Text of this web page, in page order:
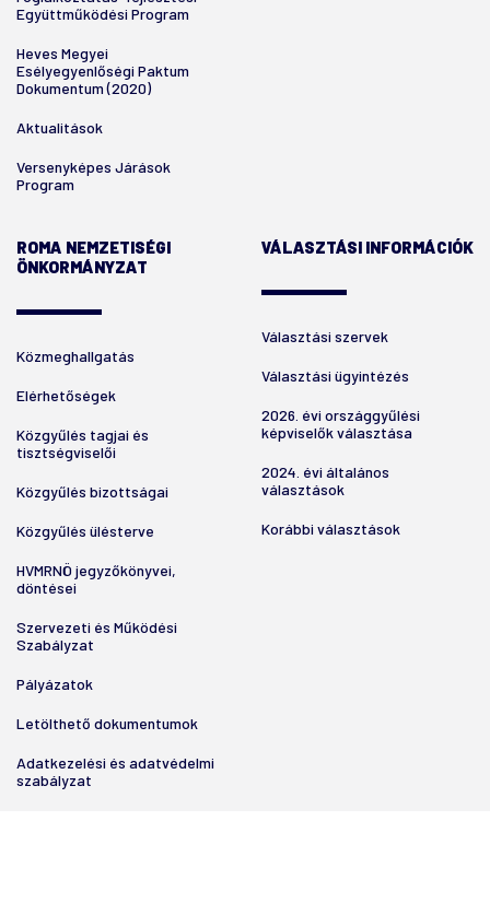
Együttműködési Program
Heves Megyei
Esélyegyenlőségi Paktum
Dokumentum (2020)
Aktualitások
Versenyképes Járások
Program
ROMA NEMZETISÉGI
ÖNKORMÁNYZAT
Közmeghallgatás
Elérhetőségek
Közgyűlés tagjai és
tisztségviselői
Közgyűlés bizottságai
Közgyűlés ülésterve
HVMRNÖ jegyzőkönyvei,
döntései
Szervezeti és Működési
Szabályzat
Pályázatok
Letölthető dokumentumok
Adatkezelési és adatvédelmi
szabályzat
VÁLASZTÁSI INFORMÁCIÓK
Választási szervek
Választási ügyintézés
2026. évi országgyűlési
képviselők választása
2024. évi általános
választások
Korábbi választások